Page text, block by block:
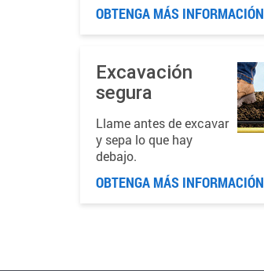
OBTENGA MÁS INFORMACIÓN
Excavación
segura
Llame antes de excavar
y sepa lo que hay
debajo.
OBTENGA MÁS INFORMACIÓN